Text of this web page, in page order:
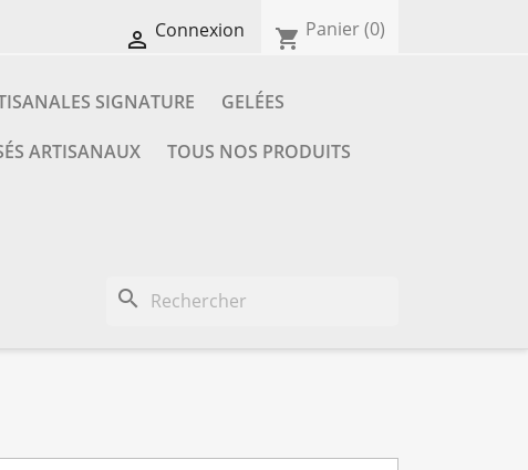
 Connexion shopping_cart Panier(0)
SIGNATURE GELÉES
ARTISANAUX TOUS NOS PRODUITS
search